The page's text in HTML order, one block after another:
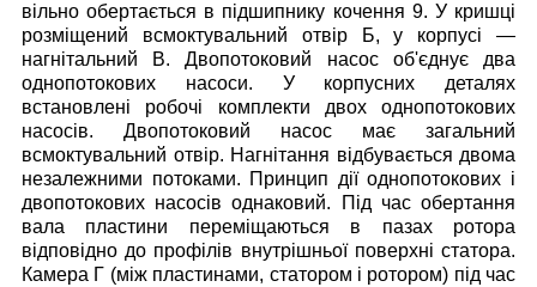
вільно обертається в підшипнику кочення 9. У кришці
розміщений всмоктувальний отвір Б, у корпусі —
нагнітальний В. Двопотоковий насос об'єднує два
однопотокових насоси. У корпусних деталях
встановлені робочі комплекти двох однопотокових
насосів. Двопотоковий насос має загальний
всмоктувальний отвір. Нагнітання відбувається двома
незалежними потоками. Принцип дії однопотокових і
двопотокових насосів однаковий. Під час обертання
вала пластини переміщаються в пазах ротора
відповідно до профілів внутрішньої поверхні статора.
Камера Г (між пластинами, статором і ротором) під час